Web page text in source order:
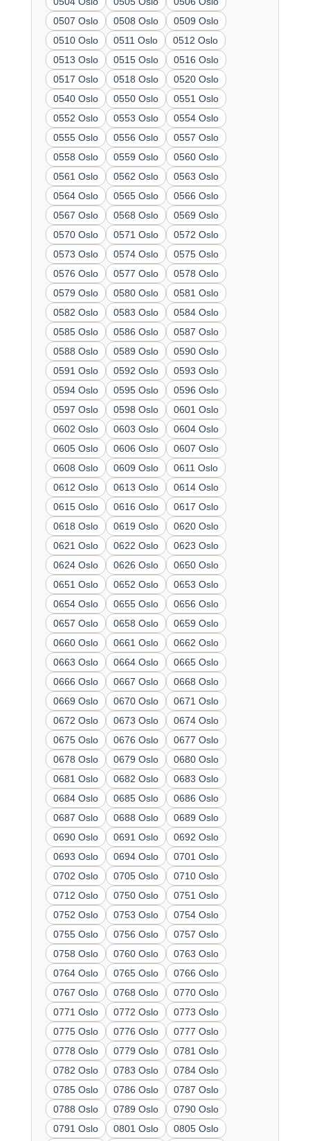
0507 Oslo
0508 Oslo
0509 Oslo
0510 Oslo
0511 Oslo
0512 Oslo
0513 Oslo
0515 Oslo
0516 Oslo
0517 Oslo
0518 Oslo
0520 Oslo
0540 Oslo
0550 Oslo
0551 Oslo
0552 Oslo
0553 Oslo
0554 Oslo
0555 Oslo
0556 Oslo
0557 Oslo
0558 Oslo
0559 Oslo
0560 Oslo
0561 Oslo
0562 Oslo
0563 Oslo
0564 Oslo
0565 Oslo
0566 Oslo
0567 Oslo
0568 Oslo
0569 Oslo
0570 Oslo
0571 Oslo
0572 Oslo
0573 Oslo
0574 Oslo
0575 Oslo
0576 Oslo
0577 Oslo
0578 Oslo
0579 Oslo
0580 Oslo
0581 Oslo
0582 Oslo
0583 Oslo
0584 Oslo
0585 Oslo
0586 Oslo
0587 Oslo
0588 Oslo
0589 Oslo
0590 Oslo
0591 Oslo
0592 Oslo
0593 Oslo
0594 Oslo
0595 Oslo
0596 Oslo
0597 Oslo
0598 Oslo
0601 Oslo
0602 Oslo
0603 Oslo
0604 Oslo
0605 Oslo
0606 Oslo
0607 Oslo
0608 Oslo
0609 Oslo
0611 Oslo
0612 Oslo
0613 Oslo
0614 Oslo
0615 Oslo
0616 Oslo
0617 Oslo
0618 Oslo
0619 Oslo
0620 Oslo
0621 Oslo
0622 Oslo
0623 Oslo
0624 Oslo
0626 Oslo
0650 Oslo
0651 Oslo
0652 Oslo
0653 Oslo
0654 Oslo
0655 Oslo
0656 Oslo
0657 Oslo
0658 Oslo
0659 Oslo
0660 Oslo
0661 Oslo
0662 Oslo
0663 Oslo
0664 Oslo
0665 Oslo
0666 Oslo
0667 Oslo
0668 Oslo
0669 Oslo
0670 Oslo
0671 Oslo
0672 Oslo
0673 Oslo
0674 Oslo
0675 Oslo
0676 Oslo
0677 Oslo
0678 Oslo
0679 Oslo
0680 Oslo
0681 Oslo
0682 Oslo
0683 Oslo
0684 Oslo
0685 Oslo
0686 Oslo
0687 Oslo
0688 Oslo
0689 Oslo
0690 Oslo
0691 Oslo
0692 Oslo
0693 Oslo
0694 Oslo
0701 Oslo
0702 Oslo
0705 Oslo
0710 Oslo
0712 Oslo
0750 Oslo
0751 Oslo
0752 Oslo
0753 Oslo
0754 Oslo
0755 Oslo
0756 Oslo
0757 Oslo
0758 Oslo
0760 Oslo
0763 Oslo
0764 Oslo
0765 Oslo
0766 Oslo
0767 Oslo
0768 Oslo
0770 Oslo
0771 Oslo
0772 Oslo
0773 Oslo
0775 Oslo
0776 Oslo
0777 Oslo
0778 Oslo
0779 Oslo
0781 Oslo
0782 Oslo
0783 Oslo
0784 Oslo
0785 Oslo
0786 Oslo
0787 Oslo
0788 Oslo
0789 Oslo
0790 Oslo
0791 Oslo
0801 Oslo
0805 Oslo